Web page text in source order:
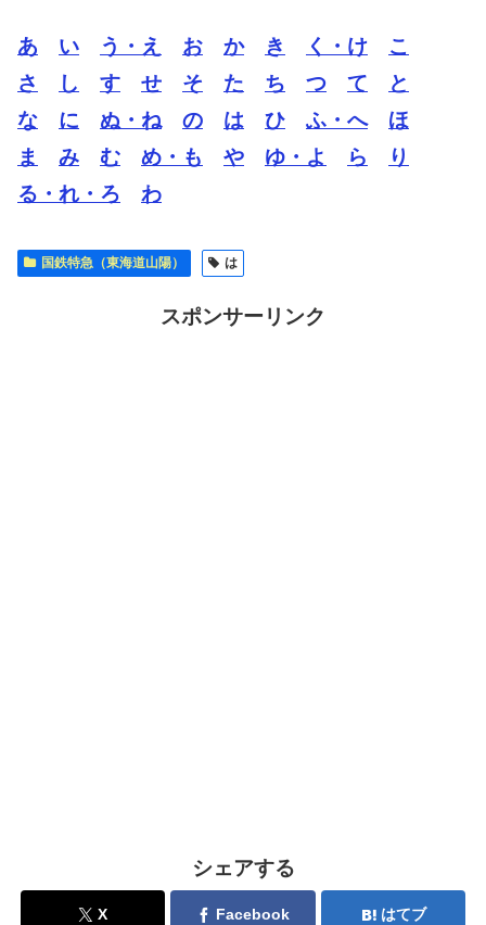
あ い う・え お か き く・け
こ
さ
し す せ そ た ち つ て
と
な
に ぬ・ね の は ひ ふ・へ
ほ
ま
み む め・も や ゆ・よ ら
り
る・れ・ろ
わ
国鉄特急（東海道山陽） は
スポンサーリンク
シェアする
X Facebook はてブ